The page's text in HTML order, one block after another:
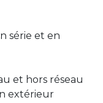
série et en
et hors réseau
extérieur